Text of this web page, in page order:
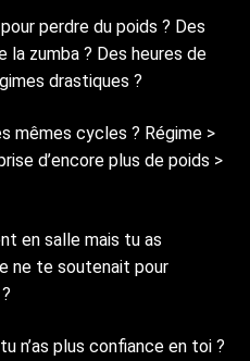
perdre du poids ? Des
la zumba ? Des heures de
drastiques ?
mêmes cycles ? Régime >
d’encore plus de poids >
en salle mais tu as
ne te soutenait pour
n’as plus confiance en toi ?